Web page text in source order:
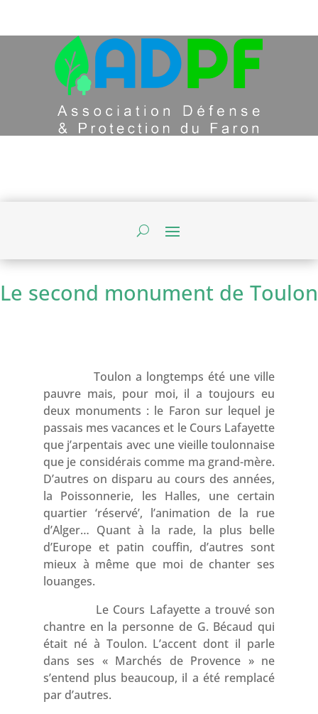
Le second monument de Toulon
Toulon a longtemps été une ville
pauvre mais, pour moi, il a toujours eu
deux monuments : le Faron sur lequel je
passais mes vacances et le Cours Lafayette
que j’arpentais avec une vieille toulonnaise
que je considérais comme ma grand-mère.
D’autres on disparu au cours des années,
la Poissonnerie, les Halles, une certain
quartier ‘réservé’, l’animation de la rue
d’Alger… Quant à la rade, la plus belle
d’Europe et patin couffin, d’autres sont
mieux à même que moi de chanter ses
louanges.
Le Cours Lafayette a trouvé son
chantre en la personne de G. Bécaud qui
était né à Toulon. L’accent dont il parle
dans ses « Marchés de Provence » ne
s’entend plus beaucoup, il a été remplacé
par d’autres.